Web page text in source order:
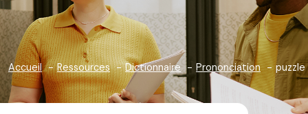
Accueil Ressources Dictionnaire Prononciation puzzle